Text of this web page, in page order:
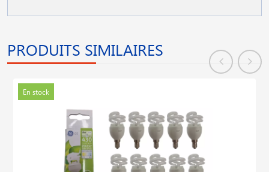
PRODUITS SIMILAIRES
En stock